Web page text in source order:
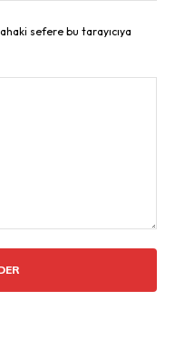
sefere bu tarayıcıya